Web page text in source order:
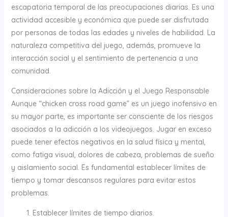
escapatoria temporal de las preocupaciones diarias. Es una
actividad accesible y económica que puede ser disfrutada
por personas de todas las edades y niveles de habilidad. La
naturaleza competitiva del juego, además, promueve la
interacción social y el sentimiento de pertenencia a una
comunidad.
Consideraciones sobre la Adicción y el Juego Responsable
Aunque “chicken cross road game” es un juego inofensivo en
su mayor parte, es importante ser consciente de los riesgos
asociados a la adicción a los videojuegos. Jugar en exceso
puede tener efectos negativos en la salud física y mental,
como fatiga visual, dolores de cabeza, problemas de sueño
y aislamiento social. Es fundamental establecer límites de
tiempo y tomar descansos regulares para evitar estos
problemas.
Establecer límites de tiempo diarios.